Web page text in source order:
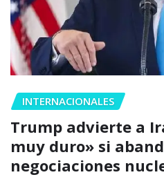
INTERNACIONALES
Trump advierte a
muy duro» si
negociaciones